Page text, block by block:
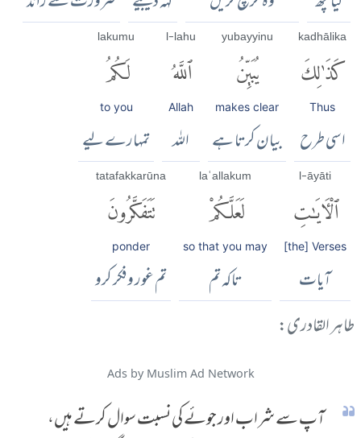
kadhālika
كَذَٰلِكَ
Thus
اسی طرح
yubayyinu
يُبَيِّنُ
makes clear
بیان کرتا ہے
l-lahu
ٱللَّهُ
Allah
اللہ
lakumu
لَكُمُ
to you
تمہارے لیے
l-āyāti
ٱلْءَايَٰتِ
[the] Verses
آیات
laʿallakum
لَعَلَّكُمْ
so that you may
تاکہ تم
tatafakkarūna
تَتَفَكَّرُونَ
ponder
تم غور و فکر کرو
طاہر القادری:
Ads by Muslim Ad Network
آپ سے شراب اور جوئے کی نسبت سوال کرتے ہیں،